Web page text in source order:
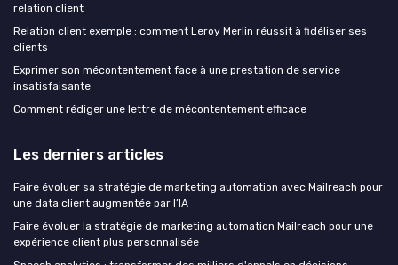
relation client
Relation client exemple : comment Leroy Merlin réussit à fidéliser ses
clients
Exprimer son mécontentement face à une prestation de service
insatisfaisante
Comment rédiger une lettre de mécontentement efficace
Les derniers articles
Faire évoluer sa stratégie de marketing automation avec Mailreach pour
une data client augmentée par l’IA
Faire évoluer la stratégie de marketing automation Mailreach pour une
expérience client plus personnalisée